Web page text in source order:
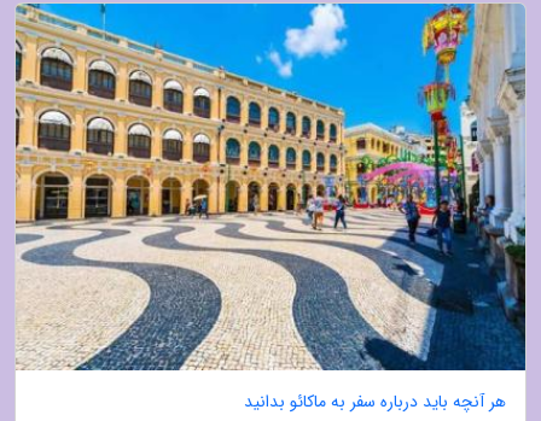
هر آنچه باید درباره سفر به ماکائو بدانید